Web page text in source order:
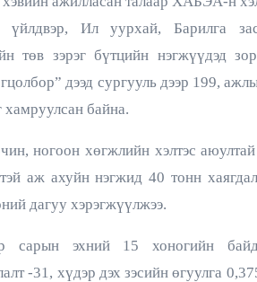
үйлдвэр, Ил уурхай, Барилга
төв зэрэг бүтцийн нэгжүүдэд
дээд сургууль дээр 199,
хамруулсан байна.
ногоон хөгжлийн хэлтэс
аж ахуйн нэгжид 40 тонн
дагуу хэрэгжүүлжээ.
сарын эхний 15 хоногийн
-31, хүдэр дэх зэсийн өгуулга
2026 оны 10 дугаар